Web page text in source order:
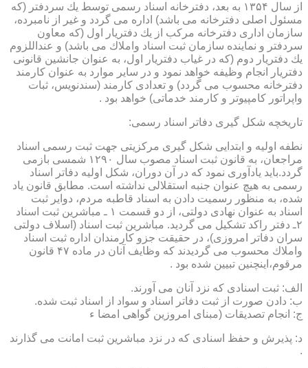
از سال ۱۳۵۴ به بعد، دفترخانه اسناد رسمی توسط یك سردفتر (كه
مسئول اصلی دفترخانه می باشد) اداره می گردد و غیر از نامبرده،
سازمان اداری دفترخانه مركب از یك دفتریار اول (كه معاون
سردفتر و نماینده سازمان ثبت اسناد واملاك می باشد) و عنداللزوم
یك دفتریار دوم (كه در غیاب دفتریار اول، به عنوان جانشین قانونی
دفتریار انجام وظیفه خواهد نمود و در سایر موارد به عنوان كارمند
دفترخانه محسوب می گردد) و تعدادی كارمند (سندنویس، ثبات
واپراتور كامپیوتر و كارمند خدماتی) خواهد بود .
تاریخچه شكل گیری دفاتر اسناد رسمی:
نطفه اولیه و ابتدایی شكل گیری مركزیتی جهت ثبت رسمی اسناد
مراجعان، به قانون ثبت اسناد مصوب سال ۱۲۹۰ شمسی بازمی
گردد.باید یادآوری نمود كه در آن دوران، شكل اولیه دفاتر اسناد
رسمی به هیچ عنوان جنبه استقلالی نداشته است. مطابق قانون یاد
شده، به منظور رسمیت دادن به اسناد قاطبه مردم، دوایر ثبت
اسناد به عنوان نهادی دولتی، از دو قسمت ۱ ـ مباشرین ثبت اسناد
۲ـ دفتر راكد تشكیل می گردید. مباشرین ثبت اسناد (اسلاف دولتی
سران دفاتر امروزی)، در حقیقت جزو كارمندان اداره ثبت اسناد
واملاك محسوب می گردیدند كه وظایف آنان در ماده ۴۷ قانون
مرقوم،اینچنین تبیین شده بود .
الف: ثبت اسنادی كه نزد آنان می آورند.
ب: دادن صورت از ثبت دفاتر اسناد و سواد از اسناد ثبت شده.
ج: انجام تصدیقات (مبنای امروزین گواهی امضا ء
د: پذیرش و حفظ اسنادی كه در نزد مباشرین ثبت امانت می گذارند
.